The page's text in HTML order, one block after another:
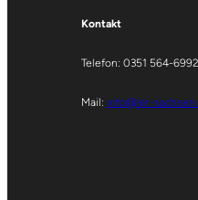
Kontakt
Telefon: 0351 564-
Mail: info@ler-